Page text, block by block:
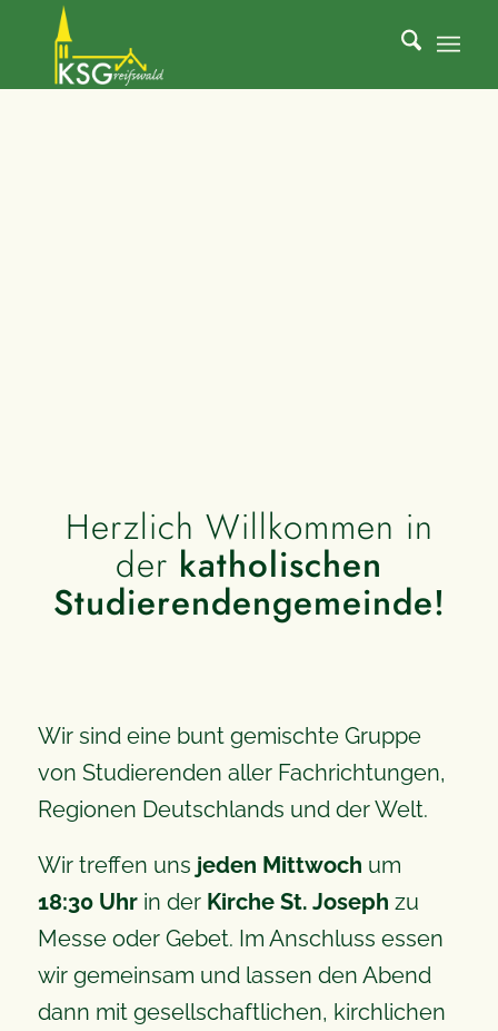
Herzlich Willkommen in
der katholischen
Studierendengemeinde!
Wir sind eine bunt gemischte Gruppe
von Studierenden aller Fachrichtungen,
Regionen Deutschlands und der Welt.
Wir treffen uns jeden Mittwoch um
18:30 Uhr in der Kirche St. Joseph zu
Messe oder Gebet. Im Anschluss essen
wir gemeinsam und lassen den Abend
dann mit gesellschaftlichen, kirchlichen